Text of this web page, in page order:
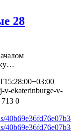
28
v-ekaterinburge-v-
713 0